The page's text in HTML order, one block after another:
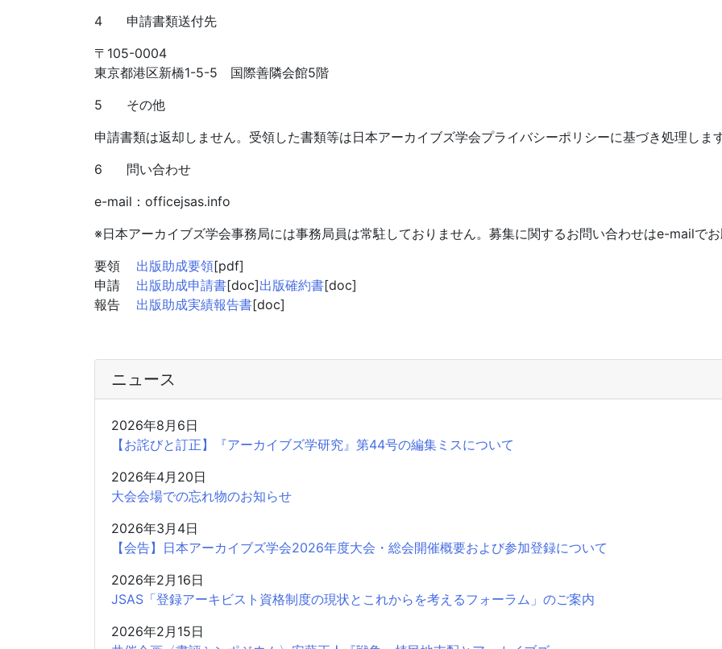
4 申請書類送付先
〒105-0004
東京都港区新橋1-5-5 国際善隣会館5階
5 その他
申請書類は返却しません。受領した書類等は日本アーカイブズ学会プライバシーポリシーに基づき処理します
6 問い合わせ
e-mail：officejsas.info
※日本アーカイブズ学会事務局には事務局員は常駐しておりません。募集に関するお問い合わせはe-mailでお
要領 出版助成要領[pdf]
申請 出版助成申請書[doc]出版確約書[doc]
報告 出版助成実績報告書[doc]
ニュース
2026年8月6日
【お詫びと訂正】『アーカイブズ学研究』第44号の編集ミスについて
2026年4月20日
大会会場での忘れ物のお知らせ
2026年3月4日
【会告】日本アーカイブズ学会2026年度大会・総会開催概要および参加登録について
2026年2月16日
JSAS「登録アーキビスト資格制度の現状とこれからを考えるフォーラム」のご案内
2026年2月15日